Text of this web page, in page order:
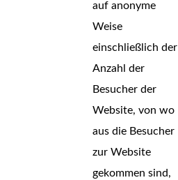
auf anonyme
Weise
einschließlich der
Anzahl der
Besucher der
Website, von wo
aus die Besucher
zur Website
gekommen sind,